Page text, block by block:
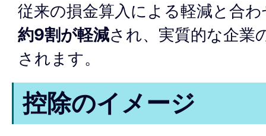
従来の損金算入による軽減と合
約9割が軽減され、実質的な企業
されます。
控除のイメージ